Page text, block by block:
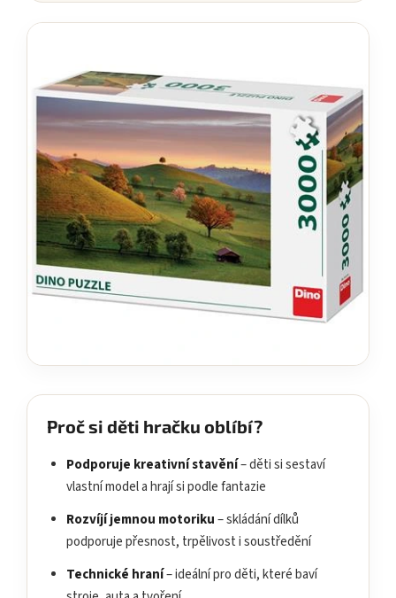
Proč si děti hračku oblíbí?
Podporuje kreativní stavění– děti si sestaví
vlastní model a hrají si podle fantazie
Rozvíjí jemnou motoriku– skládání dílků
podporuje přesnost, trpělivost i soustředění
Technické hraní– ideální pro děti, které baví